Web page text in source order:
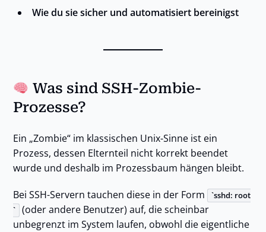
Wie du sie sicher und automatisiert bereinigst
Was sind SSH-Zombie-
Prozesse?
Ein „Zombie“ im klassischen Unix-Sinne ist ein
Prozess, dessen Elternteil nicht korrekt beendet
wurde und deshalb im Prozessbaum hängen bleibt.
Bei SSH-Servern tauchen diese in der Form sshd: root
(oder andere Benutzer) auf, die scheinbar
unbegrenzt im System laufen, obwohl die eigentliche